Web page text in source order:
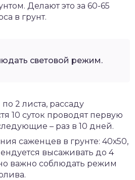
Делают это за 60-65
в грунт.
световой режим.
2 листа, рассаду
10 суток проводят первую
– раз в 10 дней.
саженцев в грунте: 40х50,
высаживать до 4
важно соблюдать режим